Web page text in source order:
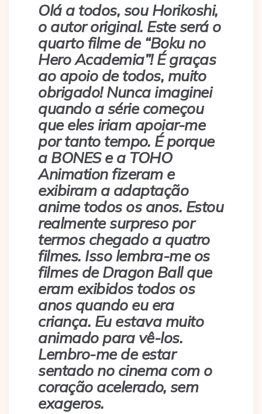
Olá a todos, sou Horikoshi,
o autor original. Este será o
quarto filme de “Boku no
Hero Academia”! É graças
ao apoio de todos, muito
obrigado! Nunca imaginei
quando a série começou
que eles iriam apoiar-me
por tanto tempo. É porque
a BONES e a TOHO
Animation fizeram e
exibiram a adaptação
anime todos os anos. Estou
realmente surpreso por
termos chegado a quatro
filmes. Isso lembra-me os
filmes de Dragon Ball que
eram exibidos todos os
anos quando eu era
criança. Eu estava muito
animado para vê-los.
Lembro-me de estar
sentado no cinema com o
coração acelerado, sem
exageros.